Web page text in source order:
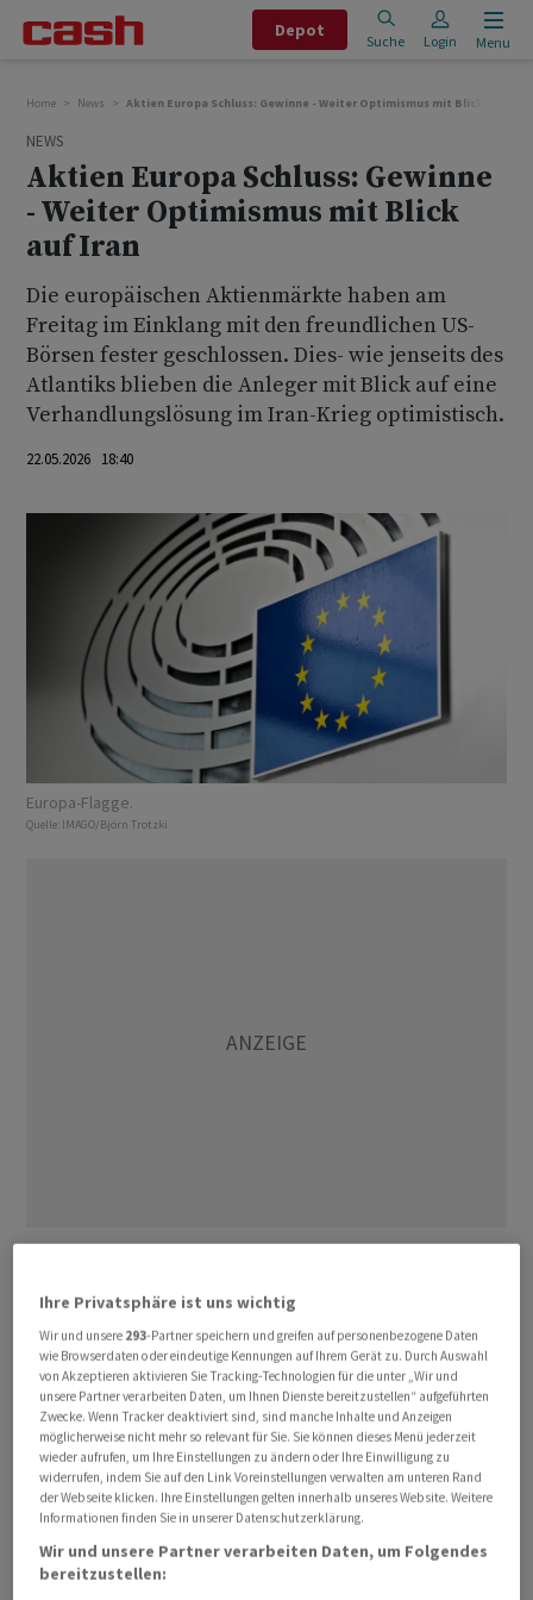
Depot
Suche Login Menu
Home News Aktien Europa Schluss: Gewinne - Weiter Optimismus mit Blick auf Iran
NEWS
Aktien Europa Schluss: Gewinne
- Weiter Optimismus mit Blick
auf Iran
Die europäischen Aktienmärkte haben am
Freitag im Einklang mit den freundlichen US-
Börsen fester geschlossen. Dies- wie jenseits des
Atlantiks blieben die Anleger mit Blick auf eine
Verhandlungslösung im Iran-Krieg optimistisch.
22.05.2026 18:40
Europa-Flagge.
Quelle: IMAGO/Björn Trotzki
einem Plus von 0,99 Prozent auf 6.019,45 Punkte
besonders deutlich zu. Auf Wochensicht stieg der
Leitindex der Eurozone damit um 3,3 Prozent.
Beim Londoner FTSE 100 reichte es am Freitag nur für
einen Anstieg um 0,22 Prozent auf 10.466,26 Punkte.
Dem Züricher SMI erging es mit einem Plus von 0,42
Prozent auf 13.503,21 Punkte etwas besser. Beide
Indizes waren bereits am Donnerstag ein wenig
gestiegen.
Ihre Privatsphäre ist uns wichtig
Wir und unsere 293-Partner speichern und greifen auf personenbezogene Daten
wie Browserdaten oder eindeutige Kennungen auf Ihrem Gerät zu. Durch Auswahl
von Akzeptieren aktivieren Sie Tracking-Technologien für die unter „Wir und
unsere Partner verarbeiten Daten, um Ihnen Dienste bereitzustellen“ aufgeführten
Zwecke. Wenn Tracker deaktiviert sind, sind manche Inhalte und Anzeigen
möglicherweise nicht mehr so relevant für Sie. Sie können dieses Menü jederzeit
wieder aufrufen, um Ihre Einstellungen zu ändern oder Ihre Einwilligung zu
widerrufen, indem Sie auf den Link Voreinstellungen verwalten am unteren Rand
der Webseite klicken. Ihre Einstellungen gelten innerhalb unseres Website. Weitere
Informationen finden Sie in unserer Datenschutzerklärung.
Wir und unsere Partner verarbeiten Daten, um Folgendes
bereitzustellen: